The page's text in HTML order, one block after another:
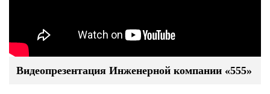
Видеопрезентация Инженерной компании «555»